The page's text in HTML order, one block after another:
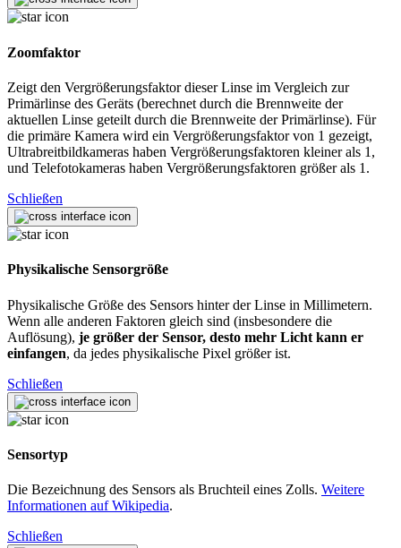
Zoomfaktor
Zeigt den Vergrößerungsfaktor dieser Linse im Vergleich zur
Primärlinse des Geräts (berechnet durch die Brennweite der
aktuellen Linse geteilt durch die Brennweite der Primärlinse). Für
die primäre Kamera wird ein Vergrößerungsfaktor von 1 gezeigt,
Ultrabreitbildkameras haben Vergrößerungsfaktoren kleiner als 1,
und Telefotokameras haben Vergrößerungsfaktoren größer als 1.
Schließen
Physikalische Sensorgröße
Physikalische Größe des Sensors hinter der Linse in Millimetern.
Wenn alle anderen Faktoren gleich sind (insbesondere die
Auflösung), je größer der Sensor, desto mehr Licht kann er
einfangen, da jedes physikalische Pixel größer ist.
Schließen
Sensortyp
Die Bezeichnung des Sensors als Bruchteil eines Zolls. Weitere
Informationen auf Wikipedia.
Schließen